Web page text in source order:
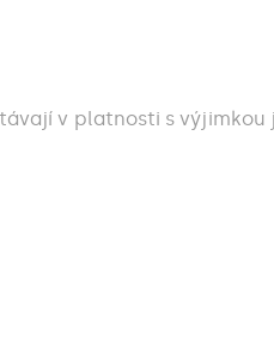
v platnosti s výjimkou